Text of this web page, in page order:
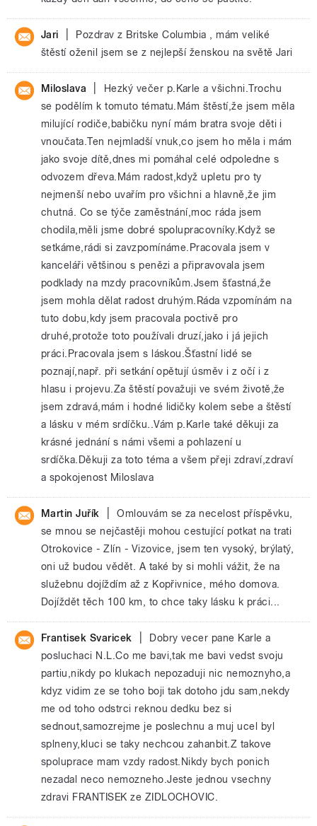
Jari
Pozdrav z Britske Columbia , mám veliké
štěstí oženil jsem se z nejlepší ženskou na světě Jari
Miloslava
Hezký večer p.Karle a všichni.Trochu
se podělím k tomuto tématu.Mám štěstí,že jsem měla
milující rodiče,babičku nyní mám bratra svoje děti i
vnoučata.Ten nejmladší vnuk,co jsem ho měla i mám
jako svoje dítě,dnes mi pomáhal celé odpoledne s
odvozem dřeva.Mám radost,když upletu pro ty
nejmenší nebo uvařím pro všichni a hlavně,že jim
chutná. Co se týče zaměstnání,moc ráda jsem
chodila,měli jsme dobré spolupracovníky.Když se
setkáme,rádi si zavzpomínáme.Pracovala jsem v
kanceláři většinou s penězi a připravovala jsem
podklady na mzdy pracovníkům.Jsem šťastná,že
jsem mohla dělat radost druhým.Ráda vzpomínám na
tuto dobu,kdy jsem pracovala poctivě pro
druhé,protože toto používali druzí,jako i já jejich
práci.Pracovala jsem s láskou.Šťastní lidé se
poznají,např. při setkání opětují úsměv i z očí i z
hlasu i projevu.Za štěstí považuji ve svém životě,že
jsem zdravá,mám i hodné lidičky kolem sebe a štěstí
a lásku v mém srdíčku..Vám p.Karle také děkuji za
krásné jednání s námi všemi a pohlazení u
srdíčka.Děkuji za toto téma a všem přeji zdraví,zdraví
a spokojenost Miloslava
Martin Juřík
Omlouvám se za necelost příspěvku,
se mnou se nejčastěji mohou cestující potkat na trati
Otrokovice - Zlín - Vizovice, jsem ten vysoký, brýlatý,
oni už budou vědět. A také by si mohli vážit, že na
služebnu dojíždím až z Kopřivnice, mého domova.
Dojíždět těch 100 km, to chce taky lásku k práci...
Frantisek Svaricek
Dobry vecer pane Karle a
posluchaci N.L.Co me bavi,tak me bavi vedst svoju
partiu,nikdy po klukach nepozaduji nic nemoznyho,a
kdyz vidim ze se toho boji tak dotoho jdu sam,nekdy
me od toho odstrci reknou dedku bez si
sednout,samozrejme je poslechnu a muj ucel byl
splneny,kluci se taky nechcou zahanbit.Z takove
spoluprace mam vzdy radost.Nikdy bych ponich
nezadal neco nemozneho.Jeste jednou vsechny
zdravi FRANTISEK ze ZIDLOCHOVIC.